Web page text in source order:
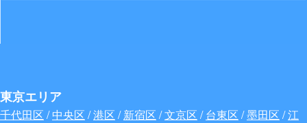
東京エリア
千代田区 /中央区 /港区 /新宿区 /文京区 /台東区 /墨田区 /江